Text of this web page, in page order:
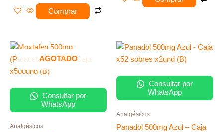
Comprar
AGOTADO
Consultar por
WhatsApp
Analgésicos
Consultar por
WhatsApp
Analgésicos
Panadol 500mg Azul – Caja